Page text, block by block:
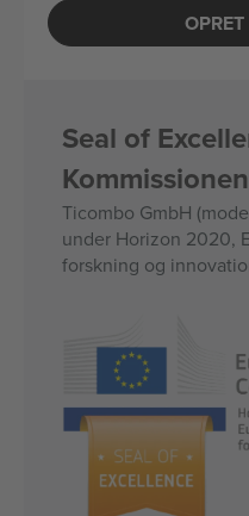
Seal of
Kommissionen
Ticombo GmbH
under Horizon 2020,
forskning og